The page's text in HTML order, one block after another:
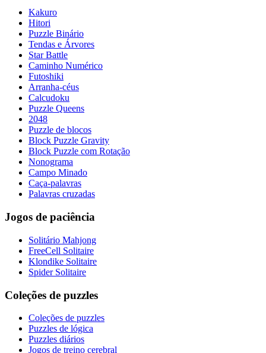
Kakuro
Hitori
Puzzle Binário
Tendas e Árvores
Star Battle
Caminho Numérico
Futoshiki
Arranha-céus
Calcudoku
Puzzle Queens
2048
Puzzle de blocos
Block Puzzle Gravity
Block Puzzle com Rotação
Nonograma
Campo Minado
Caça-palavras
Palavras cruzadas
Jogos de paciência
Solitário Mahjong
FreeCell Solitaire
Klondike Solitaire
Spider Solitaire
Coleções de puzzles
Coleções de puzzles
Puzzles de lógica
Puzzles diários
Jogos de treino cerebral